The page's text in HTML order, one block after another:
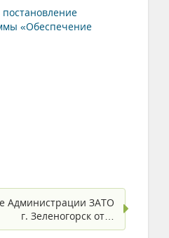
«Обеспечение
Администрации ЗАТО
г. Зеленогорск от…